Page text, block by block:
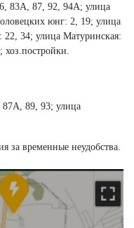
83А, 87, 92, 94А; улица
юнг: 2, 19; улица
34; улица Матуринская:
89, 93; улица
за временные неудобства.